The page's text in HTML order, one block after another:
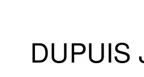
DUPUIS